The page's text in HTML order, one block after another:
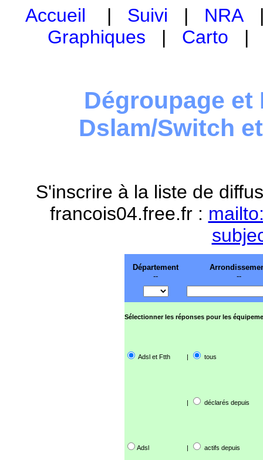
Accueil | Suivi | NRA
Graphiques | Carto
Dégroupage et
Dslam/Switch
S'inscrire à la liste de
francois04.free.fr :
Département
--
--
Sélectionner les réponses pour les
Adsl et Ftth | tous
| déclarés depuis
Adsl | actifs depuis